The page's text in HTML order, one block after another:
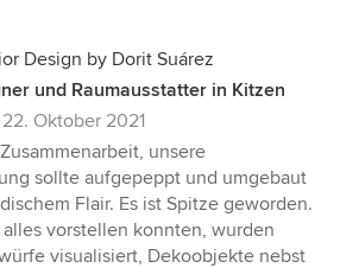
Design by Dorit Suárez
und Raumausstatter in Kitzen
22. Oktober 2021
unsere
sollte aufgepeppt und umgebaut
Flair. Es ist Spitze geworden.
vorstellen konnten, wurden
visualisiert, Dekoobjekte nebst